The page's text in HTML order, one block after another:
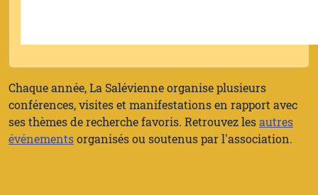
Chaque année, La Salévienne organise plusieurs
conférences, visites et manifestations en rapport avec
ses thèmes de recherche favoris. Retrouvez lesautres
événementsorganisés ou soutenus par l'association.